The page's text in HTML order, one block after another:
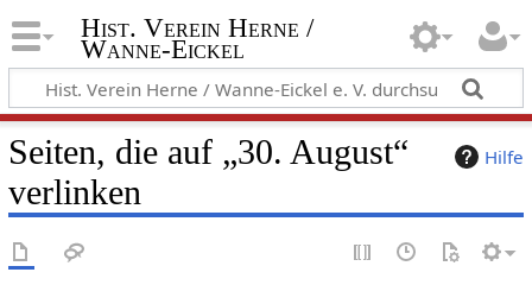
Hist. Verein Herne /
Wanne-Eickel
Hilfe
Seiten, die auf „30. August“
verlinken